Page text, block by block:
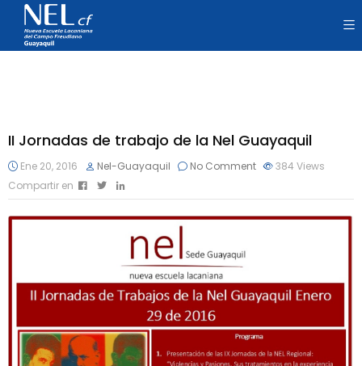
II Jornadas de trabajo de la Nel Guayaquil
Ene 20, 2016 Nel-Guayaquil No Comment 384 Views
Compartir en